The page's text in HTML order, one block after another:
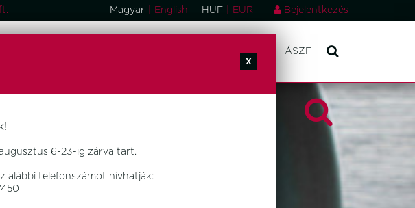
X
6-23-ig zárva tart.
alábbi telefonszámot hívhatják:
Bejelentkezés
HUF EUR
Magyar English
KAPCSOLAT ÁSZF